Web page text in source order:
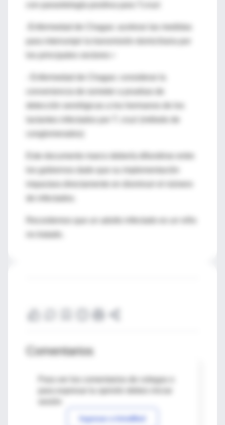
con parasitología positiva para T.cruzi
-Enfermedad de Chagas: acelerar las medidas
- Enfermedad de Chagas: considerar la
detección serológicas a los hermanos de los
conglomerados)
los gobiernos dado que su implementación
Comentarios
Para ver los comentarios de colegas o
Ingresar a IntraMed